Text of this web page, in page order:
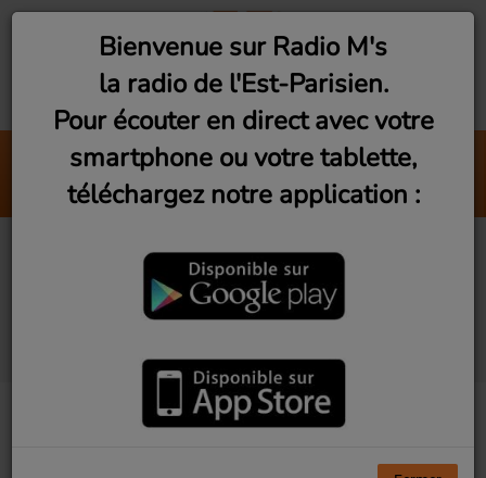
Balance
Zoé Clauzure
Paris 18e : Le Bar
Commun - Un bar 100%
bénévole
Bienvenue sur Radio M's
la radio de l'Est-Parisien.
Pour écouter en direct avec votre
smartphone ou votre tablette,
téléchargez notre application :